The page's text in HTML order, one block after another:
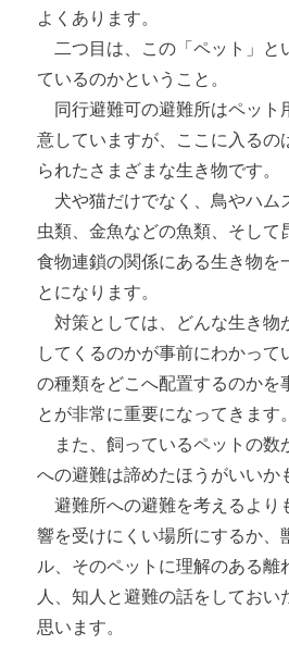
よくあります。
二つ目は、この「ペット」と
ているのかということ。
同行避難可の避難所はペット
意していますが、ここに入るの
られたさまざまな生き物です。
犬や猫だけでなく、鳥やハム
虫類、金魚などの魚類、そして
食物連鎖の関係にある生き物を
とになります。
対策としては、どんな生き物
してくるのかが事前にわかって
の種類をどこへ配置するのかを
とが非常に重要になってきます。
また、飼っているペットの数
への避難は諦めたほうがいいか
避難所への避難を考えるより
響を受けにくい場所にするか、
ル、そのペットに理解のある離
人、知人と避難の話をしておい
思います。